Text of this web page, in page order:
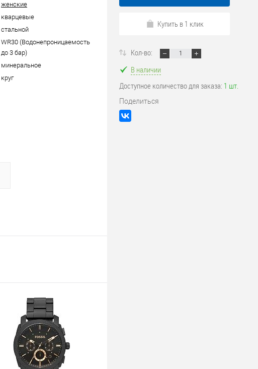
женские
кварцевые
стальной
WR30 (Водонепроницаемость
до 3 бар)
минеральное
круг
Купить в 1 клик
Кол-во:
В наличии
Доступное количество для заказа: 1 шт.
Поделиться